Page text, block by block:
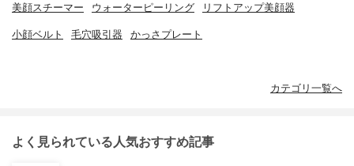
美顔スチーマー ウォーターピーリング リフトアップ美顔器
小顔ベルト 毛穴吸引器 かっさプレート
カテゴリ一覧へ
よく見られている人気おすすめ記事